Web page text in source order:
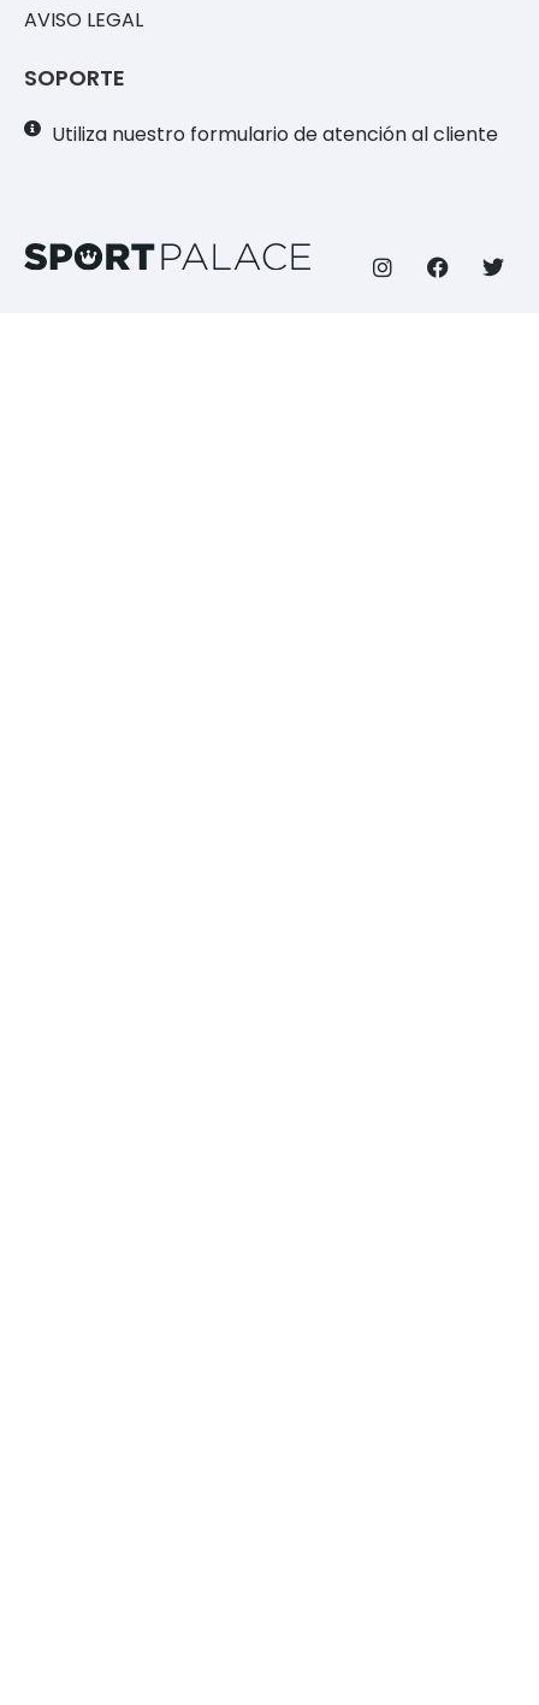
AVISO LEGAL
SOPORTE
Utiliza nuestro formulario de atención al cliente